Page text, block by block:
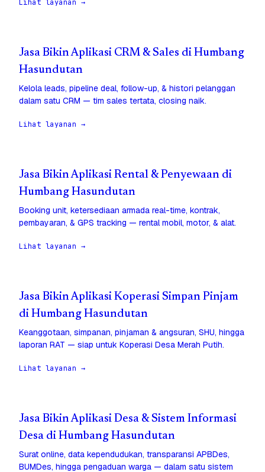
Lihat layanan →
Jasa Bikin Aplikasi CRM & Sales di Humbang
Hasundutan
Kelola leads, pipeline deal, follow-up, & histori pelanggan
dalam satu CRM — tim sales tertata, closing naik.
Lihat layanan →
Jasa Bikin Aplikasi Rental & Penyewaan di
Humbang Hasundutan
Booking unit, ketersediaan armada real-time, kontrak,
pembayaran, & GPS tracking — rental mobil, motor, & alat.
Lihat layanan →
Jasa Bikin Aplikasi Koperasi Simpan Pinjam
di Humbang Hasundutan
Keanggotaan, simpanan, pinjaman & angsuran, SHU, hingga
laporan RAT — siap untuk Koperasi Desa Merah Putih.
Lihat layanan →
Jasa Bikin Aplikasi Desa & Sistem Informasi
Desa di Humbang Hasundutan
Surat online, data kependudukan, transparansi APBDes,
BUMDes, hingga pengaduan warga — dalam satu sistem